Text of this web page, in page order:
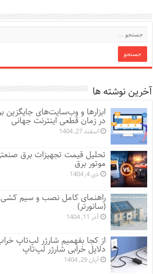
آخرین نوشته ها
ابزارها و وب‌سایت‌های جایگزین
در زمان قطعی اینترنت جهانی
اسفند 27, 1404
تحلیل قیمت تجهیزات برق
موتور برق
دی 4, 1404
راهنمای کامل نصب و سیم کشی
(سانورتر)
آذر 11, 1404
از کجا بفهمیم شارژر لپ‌تاپ
دلایل خرابی شارژر لپ‌تاپ
آبان 29, 1404